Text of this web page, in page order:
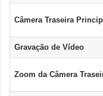
Câmera Traseira
Gravação de Vídeo
Zoom da Câmera